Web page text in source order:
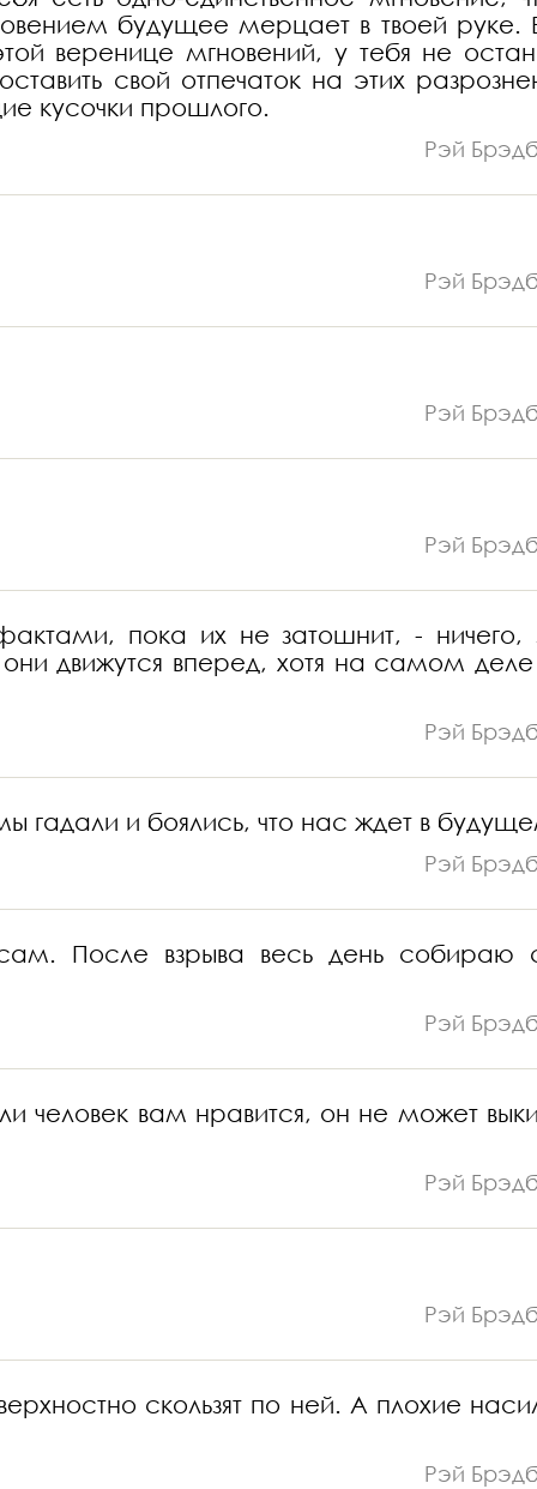
будущее мерцает в твоей руке.
веренице мгновений, у тебя не
свой отпечаток на этих
кусочки прошлого.
Рэй
Рэй
Рэй
Рэй
пока их не затошнит, - ничего,
движутся вперед, хотя на самом
Рэй
гадали и боялись, что нас ждет в
Рэй
После взрыва весь день собираю
Рэй
человек вам нравится, он не может
Рэй
Рэй
скользят по ней. А плохие
Рэй